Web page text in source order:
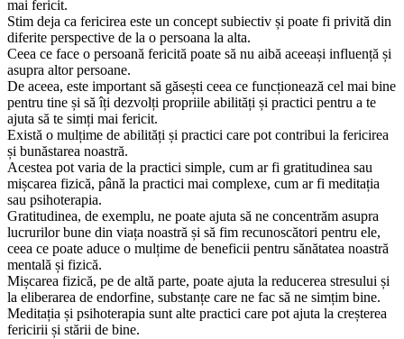
mai fericit.
Stim deja ca fericirea este un concept subiectiv și poate fi privită din
diferite perspective de la o persoana la alta.
Ceea ce face o persoană fericită poate să nu aibă aceeași influență și
asupra altor persoane.
De aceea, este important să găsești ceea ce funcționează cel mai bine
pentru tine și să îți dezvolți propriile abilități și practici pentru a te
ajuta să te simți mai fericit.
Există o mulțime de abilități și practici care pot contribui la fericirea
și bunăstarea noastră.
Acestea pot varia de la practici simple, cum ar fi gratitudinea sau
mișcarea fizică, până la practici mai complexe, cum ar fi meditația
sau psihoterapia.
Gratitudinea, de exemplu, ne poate ajuta să ne concentrăm asupra
lucrurilor bune din viața noastră și să fim recunoscători pentru ele,
ceea ce poate aduce o mulțime de beneficii pentru sănătatea noastră
mentală și fizică.
Mișcarea fizică, pe de altă parte, poate ajuta la reducerea stresului și
la eliberarea de endorfine, substanțe care ne fac să ne simțim bine.
Meditația și psihoterapia sunt alte practici care pot ajuta la creșterea
fericirii și stării de bine.